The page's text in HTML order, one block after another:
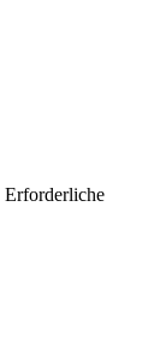
Erforderliche